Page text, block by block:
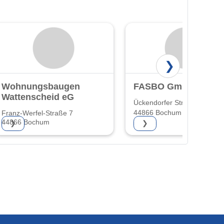
Wohnungsbaugenossenschaft
Wattenscheid eG
Franz-Werfel-Straße 7
44866 Bochum
❯
FASBO GmbH
Ückendorfer Str. 82
44866 Bochum
❯
❯